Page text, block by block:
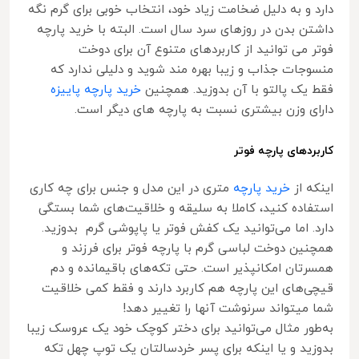
دارد و به دلیل ضخامت زیاد خود، انتخاب خوبی برای گرم نگه
داشتن بدن در روزهای سرد سال است. البته با خرید پارچه
فوتر می توانید از کاربردهای متنوع آن برای دوخت
منسوجات جذاب و زیبا بهره مند شوید و دلیلی ندارد که
فقط یک پالتو با آن بدوزید. همچنین خرید پارچه پاییزه
دارای وزن بیشتری نسبت به پارچه های دیگر است.
کاربردهای پارچه فوتر
اینکه از خرید پارچه متری در این مدل و جنس برای چه کاری
استفاده کنید، کاملا به سلیقه و خلاقیت‌های شما بستگی
دارد. اما می‌توانید یک کفش فوتر یا پاپوشی گرم بدوزید.
همچنین دوخت لباسی گرم با پارچه فوتر برای فرزند و
همسرتان امکانپذیر است. حتی تکه‌های باقیمانده و دم
قیچی‌های این پارچه هم کاربرد دارند و فقط کمی خلاقیت
شما میتواند سرنوشت آنها را تغییر دهد!
به‌طور مثال می‌توانید برای دختر کوچک خود یک عروسک زیبا
بدوزید و یا اینکه برای پسر خردسالتان یک توپ چهل تکه